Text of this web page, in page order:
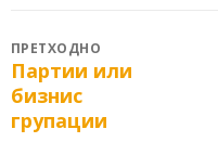
Post
navigation
ПРЕТХОДНО
Previous
post:
Партии или
бизнис
групации